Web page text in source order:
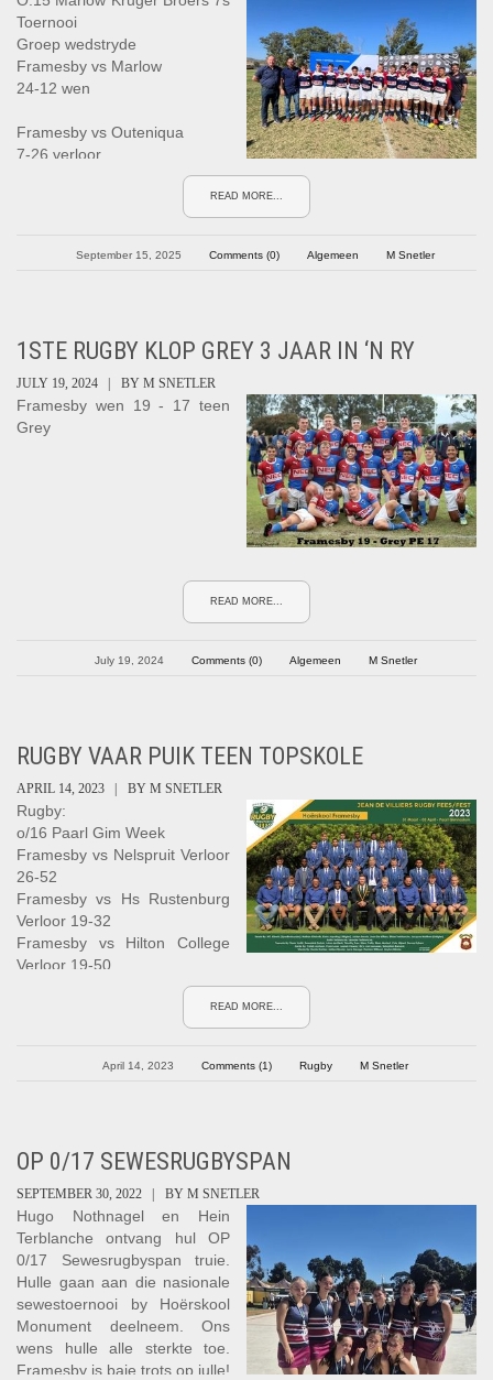
Lions aangesluit, later vir die
Cheetahs gespeel en in 2024
vir die Miami Sharks. In sy
afrigtingsloopbaan was hy in
en vanaf
2025 by Boca Raton Rugby
Toernooi
Groep wedstryde
Framesby vs Marlow
24-12 wen
Framesby vs Outeniqua
7-26 verloor
Plaat Semifinaal
Plaat Finaal
Framesby vs Outeniqua
14-12 wen
READ MORE...
September 15, 2025 Comments (0) Algemeen M Snetler
1STE RUGBY KLOP GREY 3 JAAR IN ‘N RY
JULY 19, 2024 | BY M SNETLER
Framesby wen 19 - 17 teen
Grey
READ MORE...
July 19, 2024 Comments (0) Algemeen M Snetler
RUGBY VAAR PUIK TEEN TOPSKOLE
APRIL 14, 2023 | BY M SNETLER
Rugby:
o/16 Paarl Gim Week
Framesby vs Nelspruit Verloor
26-52
Framesby vs Hs Rustenburg
Verloor 19-32
Framesby vs Hilton College
Verloor 19-50
Framesby vs HTS Drostdy
(Man vd wedstryd: Chales
33
Kearsney Easter Rugby
Festival - 1ste rugbyspan:
wen Hoërskool Noord-Kaap
35 - 7
verloor teen Durban High
School 31 - 10
verloor teen Hoërskool
Monument 28 - 7
READ MORE...
April 14, 2023 Comments (1) Rugby M Snetler
OP 0/17 SEWESRUGBYSPAN
SEPTEMBER 30, 2022 | BY M SNETLER
Hugo Nothnagel en Hein
Terblanche ontvang hul OP
0/17 Sewesrugbyspan truie.
Hulle gaan aan die nasionale
sewestoernooi by Hoërskool
Monument deelneem. Ons
wens hulle alle sterkte toe.
Framesby is baie trots op julle!